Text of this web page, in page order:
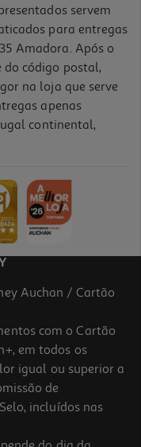
servem
para entregas
Amadora. Após o
código postal,
na loja que serve
apenas
continental,
Auchan / Cartão
com o Cartão
em todos os
igual ou superior a
de
incluídos nas